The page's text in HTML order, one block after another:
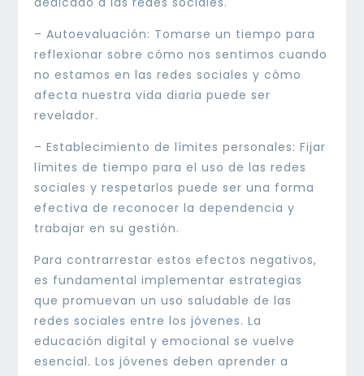
– Autoevaluación: Tomarse un tiempo para
reflexionar sobre cómo nos sentimos cuando
no estamos en las redes sociales y cómo
afecta nuestra vida diaria puede ser
revelador.
– Establecimiento de límites personales: Fijar
límites de tiempo para el uso de las redes
sociales y respetarlos puede ser una forma
efectiva de reconocer la dependencia y
trabajar en su gestión.
Para contrarrestar estos efectos negativos,
es fundamental implementar estrategias
que promuevan un uso saludable de las
redes sociales entre los jóvenes. La
educación digital y emocional se vuelve
esencial. Los jóvenes deben aprender a